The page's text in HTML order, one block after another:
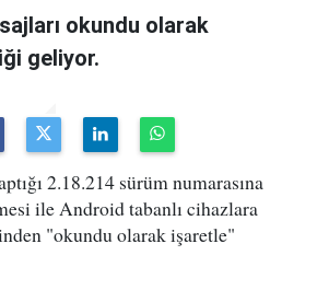
okundu olarak
geliyor.
2.18.214 sürüm numarasına
ile Android tabanlı cihazlara
"okundu olarak işaretle"